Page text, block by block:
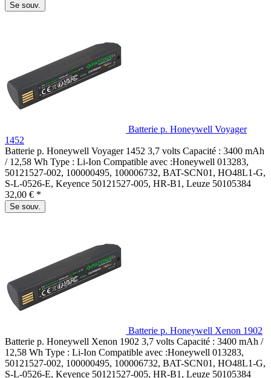
Se souv.
Batterie p. Honeywell Voyager
1452
Batterie p. Honeywell Voyager 1452 3,7 volts Capacité : 3400 mAh
/ 12,58 Wh Type : Li-Ion Compatible avec :Honeywell 013283,
50121527-002, 100000495, 100006732, BAT-SCN01, HO48L1-G,
S-L-0526-E, Keyence 50121527-005, HR-B1, Leuze 50105384
32,00 € *
Se souv.
Batterie p. Honeywell Xenon 1902
Batterie p. Honeywell Xenon 1902 3,7 volts Capacité : 3400 mAh /
12,58 Wh Type : Li-Ion Compatible avec :Honeywell 013283,
50121527-002, 100000495, 100006732, BAT-SCN01, HO48L1-G,
S-L-0526-E, Keyence 50121527-005, HR-B1, Leuze 50105384